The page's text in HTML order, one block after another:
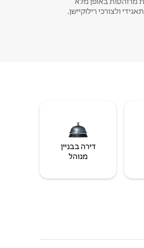
ולצורכי רילוקיישן.
דירה בבניין
מנוהל